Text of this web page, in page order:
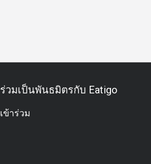
ร่วมเป็นพันธมิตรกับ Eatigo
เข้าร่วม